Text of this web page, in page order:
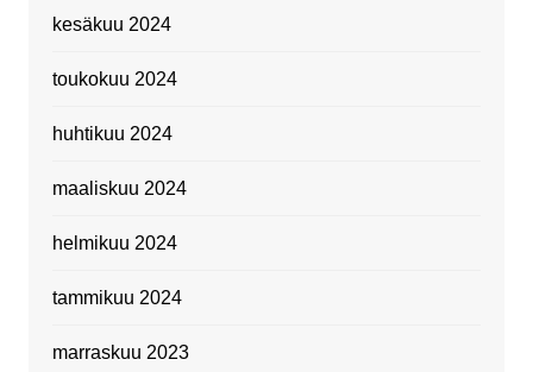
kesäkuu 2024
toukokuu 2024
huhtikuu 2024
maaliskuu 2024
helmikuu 2024
tammikuu 2024
marraskuu 2023